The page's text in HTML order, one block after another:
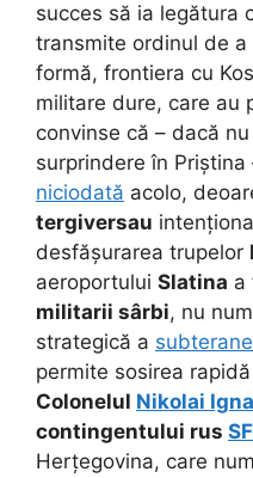
succes să ia legătura
transmite ordinul de
formă, frontiera cu
militare dure, care au
convinse că – dacă
surprindere în
niciodată acolo,
tergiversau
desfășurarea trupelor
aeroportului Slatina a
militarii sârbi, nu
strategică a
permite sosirea
Colonelul Nikolai
contingentului rus
Herțegovina, care